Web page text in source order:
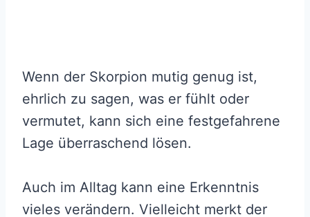
Wenn der Skorpion mutig genug ist,
ehrlich zu sagen, was er fühlt oder
vermutet, kann sich eine festgefahrene
Lage überraschend lösen.
Auch im Alltag kann eine Erkenntnis
vieles verändern. Vielleicht merkt der